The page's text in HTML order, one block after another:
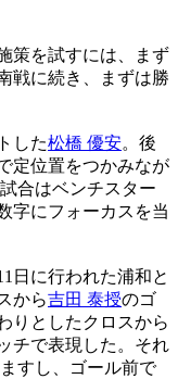
策を試すには、まず
戦に続き、まずは勝
した松橋 優安。後
定位置をつかみなが
合はベンチスター
字にフォーカスを当
日に行われた浦和と
から吉田 泰授のゴ
りとしたクロスから
チで表現した。それ
すし、ゴール前で